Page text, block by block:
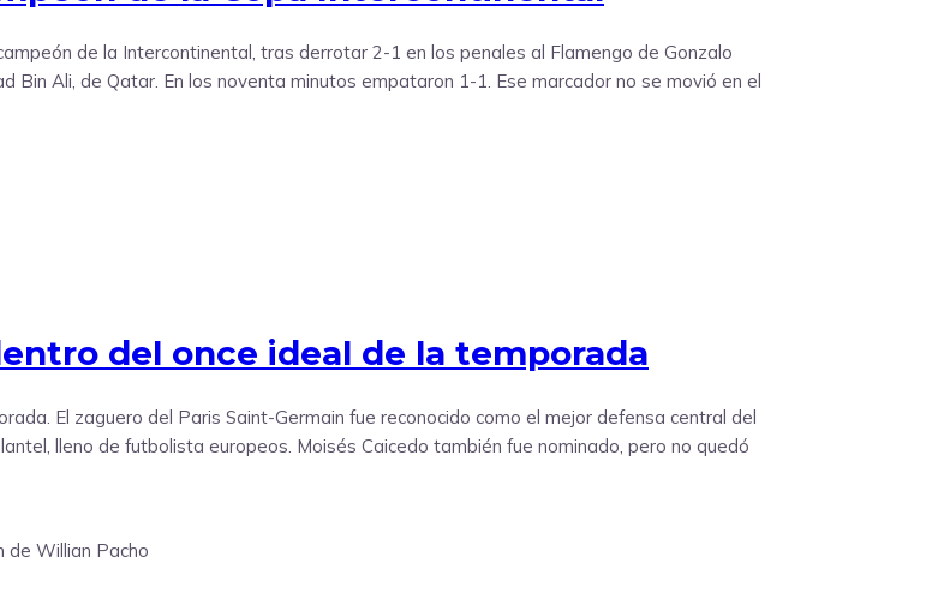
de la Intercontinental, tras derrotar 2-1 en los penales al Flamengo de Gonzalo
Ali, de Qatar. En los noventa minutos empataron 1-1. Ese marcador no se movió en el
del once ideal de la temporada
El zaguero del Paris Saint-Germain fue reconocido como el mejor defensa central del
lleno de futbolista europeos. Moisés Caicedo también fue nominado, pero no quedó